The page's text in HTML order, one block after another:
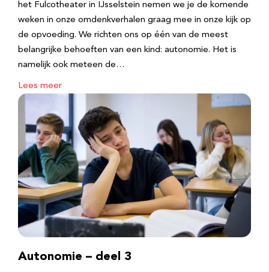
het Fulcotheater in IJsselstein nemen we je de komende
weken in onze omdenkverhalen graag mee in onze kijk op
de opvoeding. We richten ons op één van de meest
belangrijke behoeften van een kind: autonomie. Het is
namelijk ook meteen de…
Lees meer
Autonomie – deel 3